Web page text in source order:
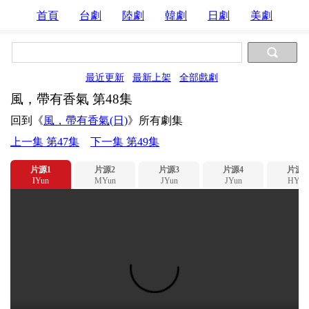
首頁 台劇 陸劇 韓劇 日劇 美劇
最近更新 最新上架 全部戲劇
風，帶有香氣 第48集
回到《風，帶有香氣(日)》所有劇集
上一集 第47集
下一集 第49集
片源1
IYun
片源2
MYun
片源3
JYun
片源4
JYun
片源5
HYun